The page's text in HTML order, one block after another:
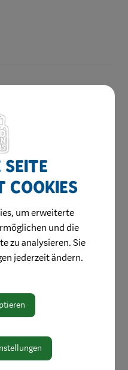
in Waidhofen
Seite
Cookies
um erweiterte
und die
zu analysieren. Sie
jederzeit ändern.